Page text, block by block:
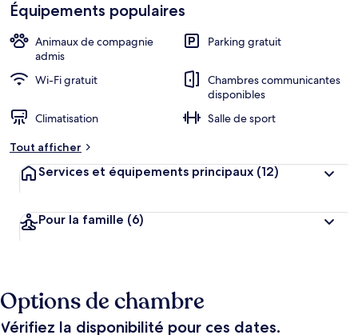
Équipements populaires
Animaux de compagnie
admis
Parking gratuit
Wi-Fi gratuit
Chambres communicantes
disponibles
Climatisation
Salle de sport
Tout afficher
Services et équipements principaux (12)
Pour la famille (6)
Options de chambre
Vérifiez la disponibilité pour ces dates.